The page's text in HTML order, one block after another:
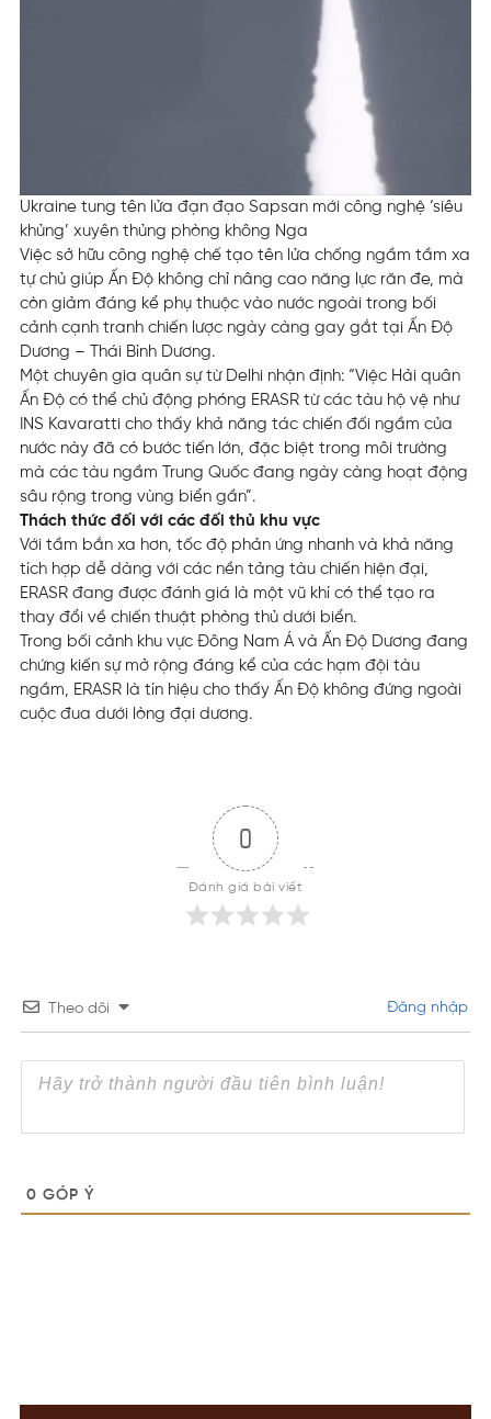
Ukraine tung tên lửa đạn đạo Sapsan mới công nghệ ‘siêu
khủng’ xuyên thủng phòng không Nga
Việc sở hữu công nghệ chế tạo tên lửa chống ngầm tầm xa
tự chủ giúp Ấn Độ không chỉ nâng cao năng lực răn đe, mà
còn giảm đáng kể phụ thuộc vào nước ngoài trong bối
cảnh cạnh tranh chiến lược ngày càng gay gắt tại Ấn Độ
Dương – Thái Bình Dương.
Một chuyên gia quân sự từ Delhi nhận định: “Việc Hải quân
Ấn Độ có thể chủ động phóng ERASR từ các tàu hộ vệ như
INS Kavaratti cho thấy khả năng tác chiến đối ngầm của
nước này đã có bước tiến lớn, đặc biệt trong môi trường
mà các tàu ngầm Trung Quốc đang ngày càng hoạt động
sâu rộng trong vùng biển gần”.
Thách thức đối với các đối thủ khu vực
Với tầm bắn xa hơn, tốc độ phản ứng nhanh và khả năng
tích hợp dễ dàng với các nền tảng tàu chiến hiện đại,
ERASR đang được đánh giá là một vũ khí có thể tạo ra
thay đổi về chiến thuật phòng thủ dưới biển.
Trong bối cảnh khu vực Đông Nam Á và Ấn Độ Dương đang
chứng kiến sự mở rộng đáng kể của các hạm đội tàu
ngầm, ERASR là tín hiệu cho thấy Ấn Độ không đứng ngoài
cuộc đua dưới lòng đại dương.
0
Đánh giá bài viết
Theo dõi Đăng nhập
0 GÓP Ý